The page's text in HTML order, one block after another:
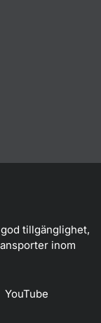
tillgänglighet,
inom
YouTube